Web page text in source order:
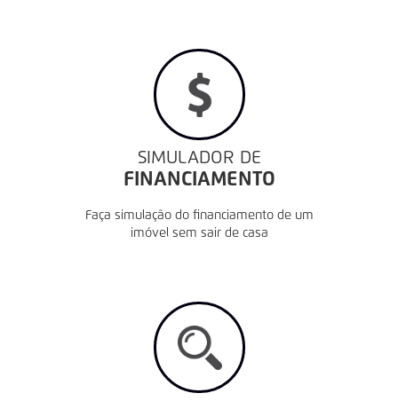
SIMULADOR DE
FINANCIAMENTO
Faça simulação do financiamento de um
imóvel sem sair de casa